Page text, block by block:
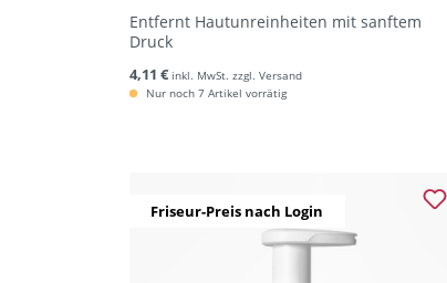
Entfernt Hautunreinheiten mit sanftem
Druck
4,11 € inkl. MwSt. zzgl. Versand
Nur noch 7 Artikel vorrätig
Friseur-Preis nach Login